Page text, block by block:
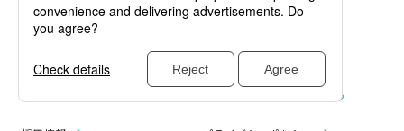
ダウンロード お問い合わせ
企業情報